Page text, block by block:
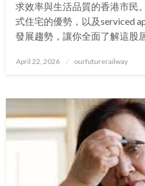
求效率與生活品質的香港市民
式住宅的優勢，以及serviced
發展趨勢，讓你全面了解這股
Posted
April 22, 2026 ourfuturerailway